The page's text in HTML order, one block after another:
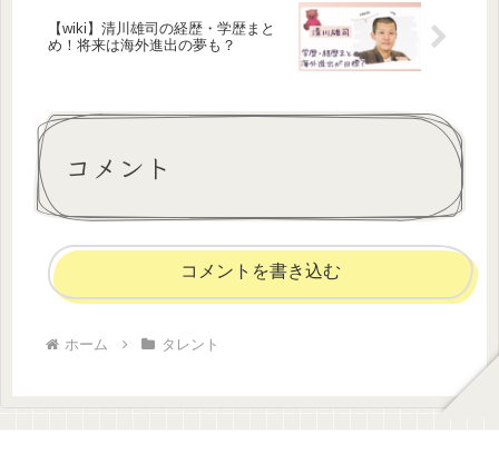
【wiki】清川雄司の経歴・学歴まと
め！将来は海外進出の夢も？
コメント
コメントを書き込む
ホーム タレント